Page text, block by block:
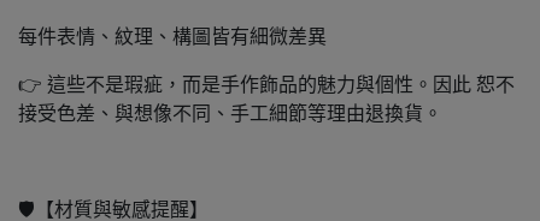
每件表情、紋理、構圖皆有細微差異
👉 這些不是瑕疵，而是手作飾品的魅力與個性。因此 恕不
接受色差、與想像不同、手工細節等理由退換貨。
🛡️【材質與敏感提醒】